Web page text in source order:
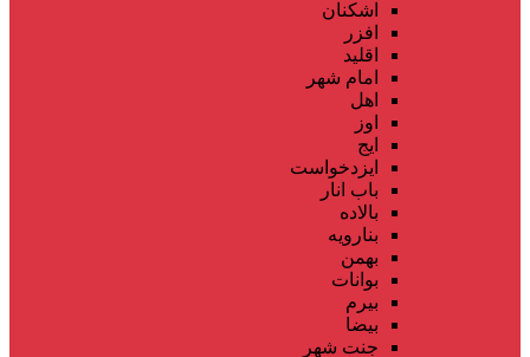
اشکنان
افزر
اقلید
امام شهر
اهل
اوز
ایج
ایزدخواست
باب انار
بالاده
بنارویه
بهمن
بوانات
بیرم
بیضا
جنت شهر